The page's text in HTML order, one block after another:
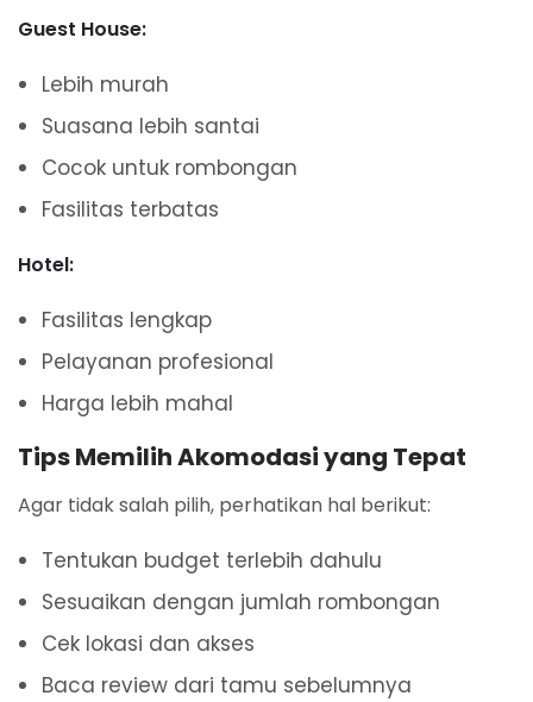
Guest House:
Lebih murah
Suasana lebih santai
Cocok untuk rombongan
Fasilitas terbatas
Hotel:
Fasilitas lengkap
Pelayanan profesional
Harga lebih mahal
Tips Memilih Akomodasi yang Tepat
Agar tidak salah pilih, perhatikan hal berikut:
Tentukan budget terlebih dahulu
Sesuaikan dengan jumlah rombongan
Cek lokasi dan akses
Baca review dari tamu sebelumnya